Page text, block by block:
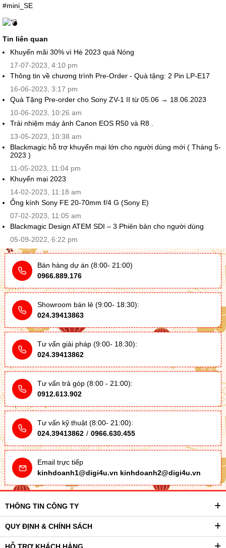
#mini_SE
Tin liên quan
Khuyến mãi 30% vì Hè 2023 quá Nóng
17-07-2023, 4:10 pm
Thông tin về chương trình Pre-Order - Quà tặng: 2 Pin LP-E17
16-06-2023, 3:17 pm
Quà Tặng Pre-order cho Sony ZV-1 II từ 05.06 → 18.06.2023
10-06-2023, 10:26 am
Trải nhiệm máy ảnh Canon EOS R50 và R8 .
13-05-2023, 10:38 am
Blackmagic hỗ trợ khuyến mại lớn cho người dùng mới ( Tháng 5-
2023 )
11-05-2023, 11:04 pm
Khuyến mại 2023
14-02-2023, 11:18 am
Ống kính Sony FE 20-70mm f/4 G (Sony E)
07-02-2023, 11:05 am
Blackmagic Design ATEM SDI – 3 Phiên bản cho người dùng
05-09-2022, 6:22 pm
Bán hàng dự án (8:00- 21:00)
0966.889.176
Showroom bán lẻ (9:00- 18:30):
024.39413863
Tư vấn giải pháp (9:00- 18:30):
024.39413862
Tư vấn trả góp (8:00 - 21:00):
0912.613.902
Tư vấn kỹ thuật (8:00- 21:00):
024.39413862 / 0966.630.455
Email trực tiếp
kinhdoanh1@digi4u.vn kinhdoanh2@digi4u.vn
THÔNG TIN CÔNG TY
QUY ĐỊNH & CHÍNH SÁCH